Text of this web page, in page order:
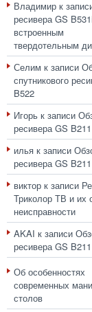
Владимир к
ресивера GS
встроенным
твердотельным
Селим к записи
спутникового
B522
Игорь к записи
ресивера GS B211
илья к записи
ресивера GS B211
виктор к записи
Триколор ТВ и их
неисправности
AKAI к записи
ресивера GS B211
Об особенностях
современных
столов